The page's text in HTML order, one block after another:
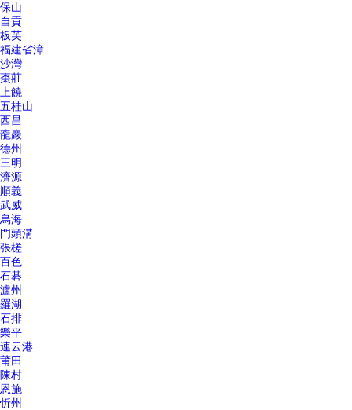
保山
自貢
板芙
福建省漳
沙灣
棗莊
上饒
五桂山
西昌
龍巖
德州
三明
濟源
順義
武威
烏海
門頭溝
張槎
百色
石碁
瀘州
羅湖
石排
樂平
連云港
莆田
陳村
恩施
忻州